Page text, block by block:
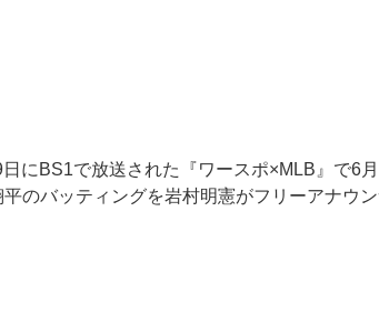
日に BS1 で放送された『ワースポ×MLB 』で6
平のバッティングを岩村明憲がフリーアナウ